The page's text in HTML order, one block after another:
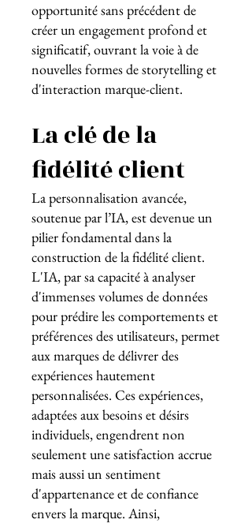
opportunité sans précédent de
créer un engagement profond et
significatif, ouvrant la voie à de
nouvelles formes de storytelling et
d'interaction marque-client.
La clé de la
fidélité client
La personnalisation avancée,
soutenue par l’IA, est devenue un
pilier fondamental dans la
construction de la fidélité client.
L'IA, par sa capacité à analyser
d'immenses volumes de données
pour prédire les comportements et
préférences des utilisateurs, permet
aux marques de délivrer des
expériences hautement
personnalisées. Ces expériences,
adaptées aux besoins et désirs
individuels, engendrent non
seulement une satisfaction accrue
mais aussi un sentiment
d'appartenance et de confiance
envers la marque. Ainsi,